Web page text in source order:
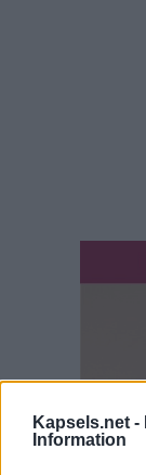
Kapsels.net -
Information